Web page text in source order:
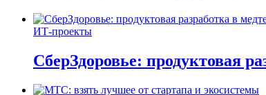
ИТ-проекты
СберЗдоровье: продуктовая